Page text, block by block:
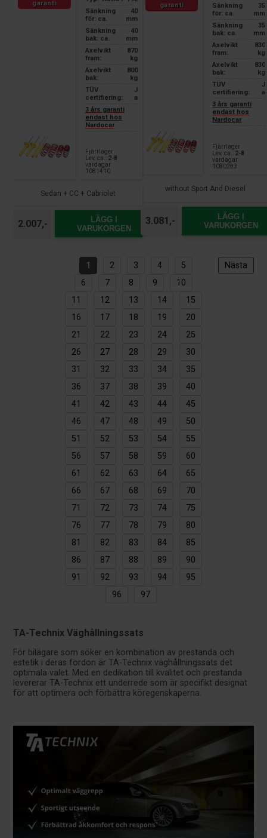
garanti
Sänkning
för: ca.
40
mm
Sänkning
bak: ca.
40
mm
Axelvikt
fram:
870
kg
Axelvikt
bak:
800
kg
TÜV
certifiering:
J
a
3 års garanti
endast hos
Nardocar
Fjärrlager
Lev. ca.:
2-8
vardagar
1081410
Sedan + CC + Cabriolet
2.007,-
LÄGG I
VARUKORGEN
garanti
Sänkning
för: ca.
35
mm
Sänkning
bak: ca.
35
mm
Axelvikt
fram:
830
kg
Axelvikt
bak:
830
kg
TÜV
certifiering:
J
a
3 års garanti
endast hos
Nardocar
Fjärrlager
Lev. ca.: 2-8
vardagar
1080283
without Sport And Diesel
3.081,-
LÄGG I
VARUKORGEN
1 2 3 4
5
6
7 8 9
10
11
12 13 14
15
16
17 18 19
20
21
22 23 24
25
26
27 28 29
30
31
32 33 34
35
36
37 38 39
40
41
42 43 44
45
46
47 48 49
50
51
52 53 54
55
56
57 58 59
60
61
62 63 64
65
66
67 68 69
70
71
72 73 74
75
76
77 78 79
80
81
82 83 84
85
86
87 88 89
90
91
92 93 94
95
96
97
Nästa
TA-Technix Väghållningssats
För bilägare som söker en kombination av prestanda och
estetik i deras fordon är TA-Technix väghållningssats det
optimala valet. Med en dedikation till kvalitet och prestanda
levererar TA-Technix ett underrede som är specifikt designat
för att optimera och förbättra köregenskaperna.